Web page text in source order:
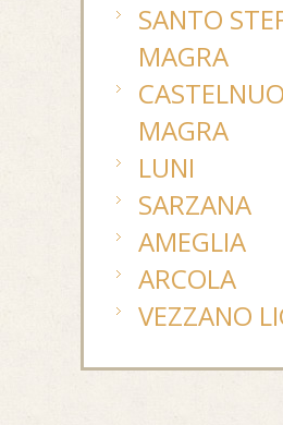
SANTO
MAGRA
MAGRA
LUNI
SARZANA
AMEGLIA
ARCOLA
VEZZANO